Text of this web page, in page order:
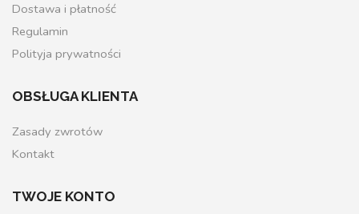
Dostawa i płatność
Regulamin
Polityja prywatności
OBSŁUGA KLIENTA
Zasady zwrotów
Kontakt
TWOJE KONTO